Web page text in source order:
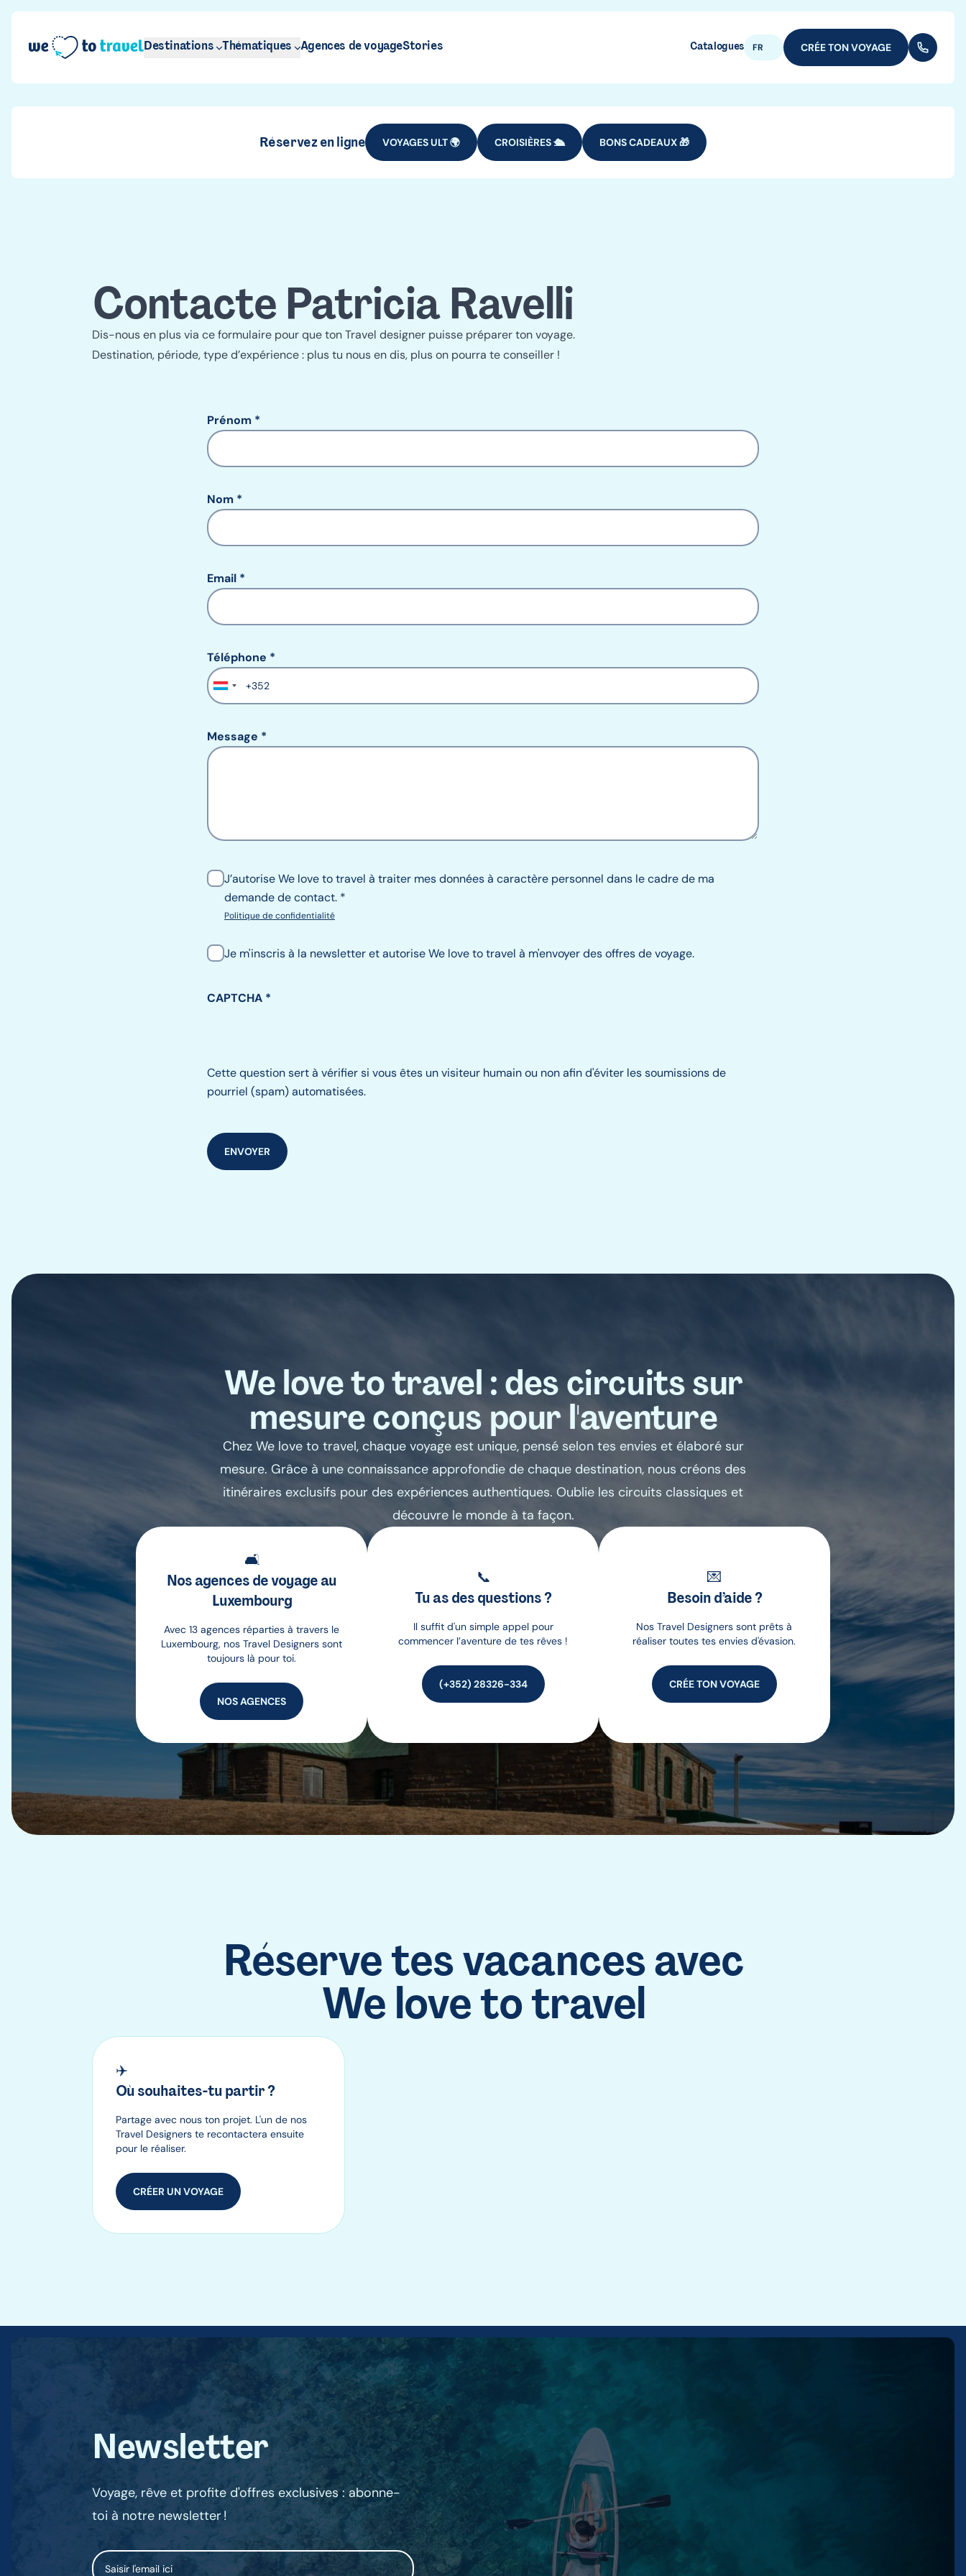
Aller au contenu principal
Destinations Thématiques Agences de voyageStories Catalogues CRÉE TON VOYAGE
FR (+352)
Réservez en ligne VOYAGES ULT 🌍 CROISIÈRES 🛳️ BONS CADEAUX 🎁
Contacte Patricia Ravelli
Dis-nous en plus via ce formulaire pour que ton Travel designer puisse préparer ton voyage.
Destination, période, type d’expérience : plus tu nous en dis, plus on pourra te conseiller !
Prénom
Nom
Email
Téléphone
Téléphone
Message
J’autorise We love to travel à traiter mes données à caractère personnel dans le cadre de ma
demande de contact.
Politique de confidentialité
Je m'inscris à la newsletter et autorise We love to travel à m'envoyer des offres de voyage.
CAPTCHA
Cette question sert à vérifier si vous êtes un visiteur humain ou non afin d'éviter les soumissions de
pourriel (spam) automatisées.
We love to travel : des circuits sur
mesure conçus pour l'aventure
Chez We love to travel, chaque voyage est unique, pensé selon tes envies et élaboré sur
mesure. Grâce à une connaissance approfondie de chaque destination, nous créons des
itinéraires exclusifs pour des expériences authentiques. Oublie les circuits classiques et
découvre le monde à ta façon.
🛋️
Nos agences de voyage au
Luxembourg
Avec 13 agences réparties à travers le
Luxembourg, nos Travel Designers sont
toujours là pour toi.
NOS AGENCES
📞
Tu as des questions ?
Il suffit d'un simple appel pour
commencer l’aventure de tes rêves !
(+352) 28326-334
💌
Besoin d’aide ?
Nos Travel Designers sont prêts à
réaliser toutes tes envies d'évasion.
CRÉE TON VOYAGE
Réserve tes vacances avec
We love to travel
✈️
Où souhaites-tu partir ?
Partage avec nous ton projet. L'un de nos
Travel Designers te recontactera ensuite
pour le réaliser.
CRÉER UN VOYAGE
Newsletter
Voyage, rêve et profite d'offres exclusives : abonne-
toi à notre newsletter !
Email